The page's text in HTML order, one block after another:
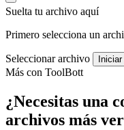
Suelta tu archivo aquí
Primero selecciona un
Seleccionar archivo
Más con ToolBott
¿Necesitas una
archivos más